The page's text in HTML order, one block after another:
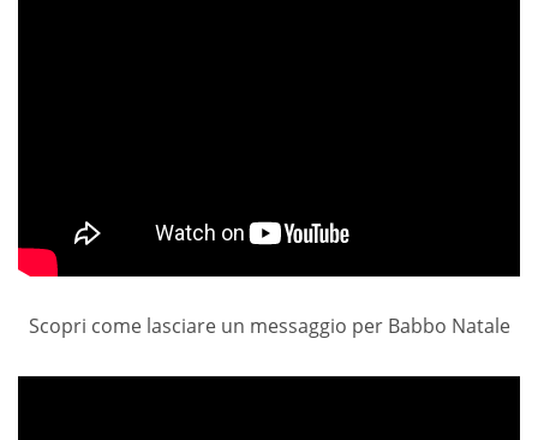
Scopri come lasciare un messaggio per Babbo Natale